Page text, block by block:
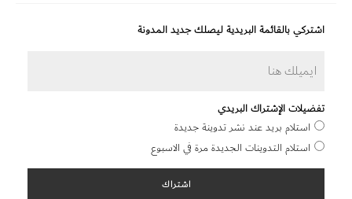
اشتركي بالقائمة البريدية ليصلك جديد المدونة
تفضيلات الإشتراك البريدي
استلام بريد عند نشر تدوينة جديدة
استلام التدوينات الجديدة مرة في الاسبوع